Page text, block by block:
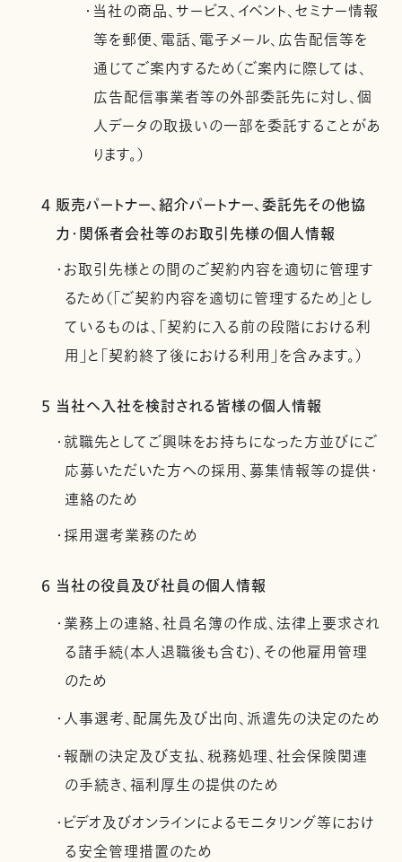
・当社の商品、サービス、イベント、セミナー情報
等を郵便、電話、電子メール、広告配信等を
通じてご案内するため（ご案内に際しては、
広告配信事業者等の外部委託先に対し、個
人データの取扱いの一部を委託することがあ
ります。）
4 販売パートナー、紹介パートナー、委託先その他協
力・関係者会社等のお取引先様の個人情報
・お取引先様との間のご契約内容を適切に管理す
るため（「ご契約内容を適切に管理するため」とし
ているものは、「契約に入る前の段階における利
用」と「契約終了後における利用」を含みます。）
5 当社へ入社を検討される皆様の個人情報
・就職先としてご興味をお持ちになった方並びにご
応募いただいた方への採用、募集情報等の提供・
連絡のため
・採用選考業務のため
6 当社の役員及び社員の個人情報
・業務上の連絡、社員名簿の作成、法律上要求され
る諸手続(本人退職後も含む)、その他雇用管理
のため
・人事選考、配属先及び出向、派遣先の決定のため
・報酬の決定及び支払、税務処理、社会保険関連
の手続き、福利厚生の提供のため
・ビデオ及びオンラインによるモニタリング等におけ
る安全管理措置のため